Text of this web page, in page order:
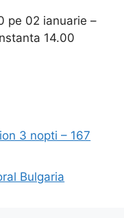
pe 02 ianuarie –
14.00
3 nopti – 167
Bulgaria